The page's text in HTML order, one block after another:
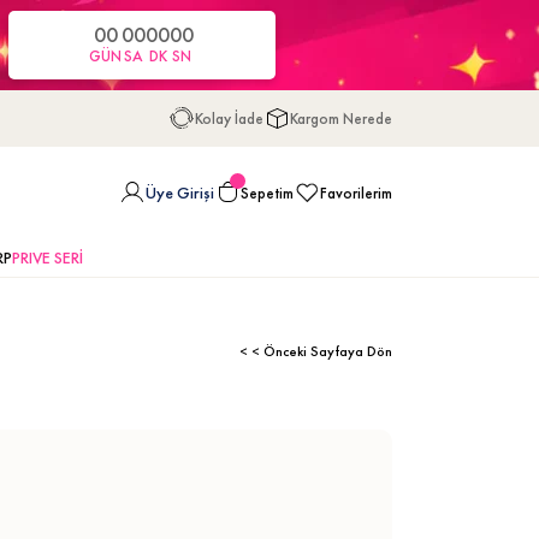
00
GÜN
00
SA
00
DK
00
SN
Kolay İade Kargom Nerede
Üye Girişi Sepetim Favorilerim
PRIVE SERİ
< < Önceki Sayfaya Dön